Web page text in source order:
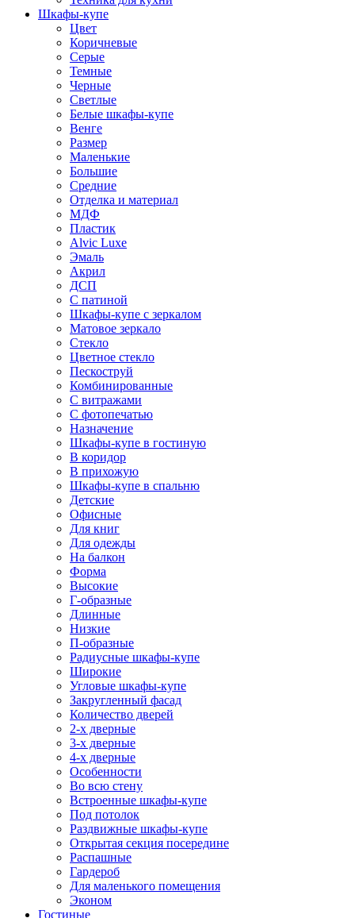
Шкафы-купе
Цвет
Коричневые
Серые
Темные
Черные
Светлые
Белые шкафы-купе
Венге
Размер
Маленькие
Большие
Средние
Отделка и материал
МДФ
Пластик
Alvic Luxe
Эмаль
Акрил
ДСП
С патиной
Шкафы-купе с зеркалом
Матовое зеркало
Стекло
Цветное стекло
Пескоструй
Комбинированные
С витражами
С фотопечатью
Назначение
Шкафы-купе в гостиную
В коридор
В прихожую
Шкафы-купе в спальню
Детские
Офисные
Для книг
Для одежды
На балкон
Форма
Высокие
Г-образные
Длинные
Низкие
П-образные
Радиусные шкафы-купе
Широкие
Угловые шкафы-купе
Закругленный фасад
Количество дверей
2-х дверные
3-х дверные
4-х дверные
Особенности
Во всю стену
Встроенные шкафы-купе
Под потолок
Раздвижные шкафы-купе
Открытая секция посередине
Распашные
Гардероб
Для маленького помещения
Эконом
Гостиные